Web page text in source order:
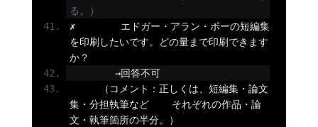
る。）
✗
エドガー・アラン・ポーの短編集
を印刷したいです。どの量まで印刷できます
か？
→回答不可
（コメント：正しくは、短編集・論文
集・分担執筆など
それぞれの作品・論
文・執筆箇所の半分。）